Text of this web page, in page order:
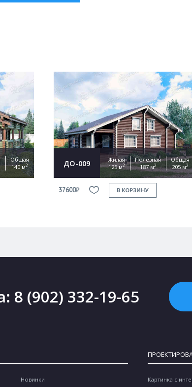
Общая
140 м2 ДО-009
Жилая
125 м2
Полезная
187 м2
Общая
205 м2
37600₽ В КОРЗИНУ
8 (902) 332-19-65
Новинки
Картинка с